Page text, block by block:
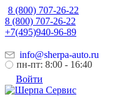
8 (800) 707-26-22
8 (800) 707-26-22
+7(495)940-96-89
info@sherpa-auto.ru
пн-пт: 8:00 - 16:40
Войти